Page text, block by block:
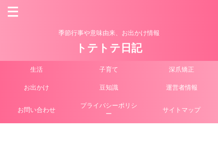
季節行事や意味由来、お出かけ情報
トテトテ日記
生活 子育て 深爪矯正
お出かけ 豆知識 運営者情報
お問い合わせ
プライバシーポリシ
ー
サイトマップ